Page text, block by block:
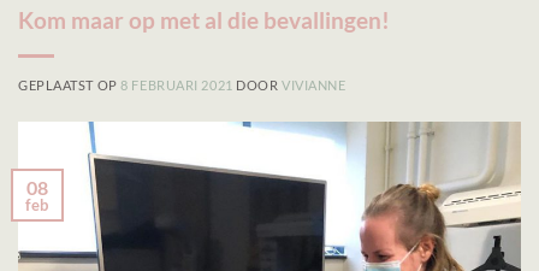
Kom maar op met al die bevallingen!
GEPLAATST OP8 FEBRUARI 2021 DOORVIVIANNE
08
feb